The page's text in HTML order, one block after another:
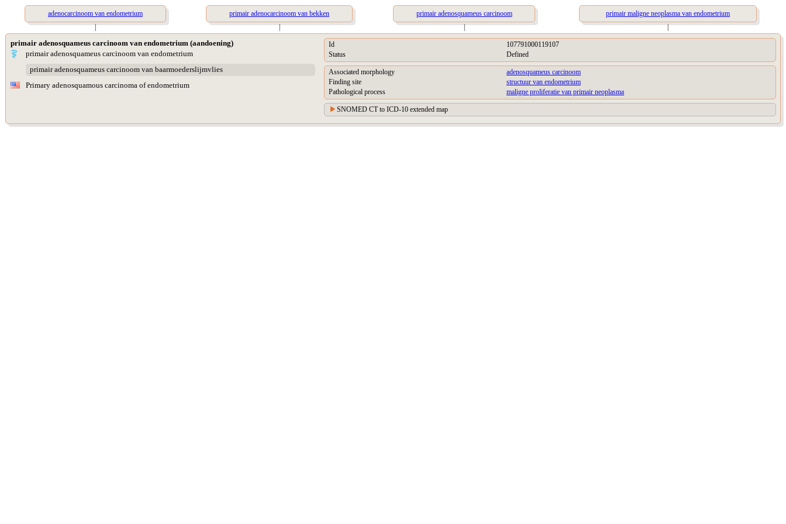
adenocarcinoom van endometrium primair adenocarcinoom van bekken primair adenosquameus carcinoom
primair maligne neoplasma van endometrium
|
| | |
primair adenosquameus carcinoom van endometrium (aandoening)
primair adenosquameus carcinoom van endometrium
primair adenosquameus carcinoom van baarmoederslijmvlies
Primary adenosquamous carcinoma of endometrium
Id
107791000119107
Status
Defined
Associated morphology
adenosquameus carcinoom
Finding site
structuur van endometrium
Pathological process
maligne proliferatie van primair neoplasma
SNOMED CT to ICD-10 extended map